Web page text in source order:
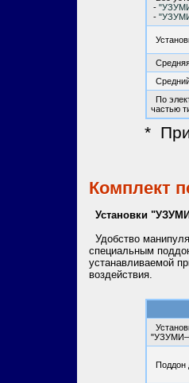
-
-
По
частью
*
Комплект
Установки
Удобство
специальным
устанавливаемой
воздействия.
Поддон